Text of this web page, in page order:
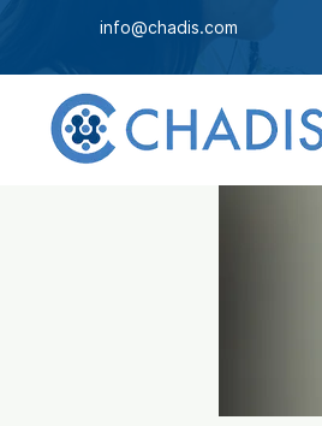
info@chadis.com